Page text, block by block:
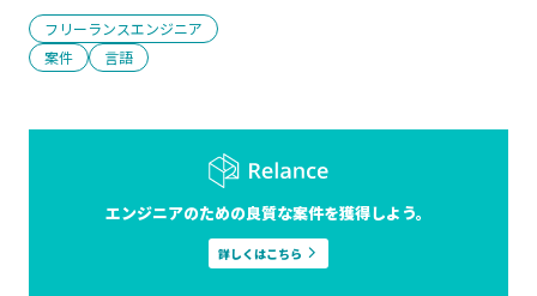
フリーランスエンジニア
案件
言語
エンジニアのための良質な案件を獲得しよう。
詳しくはこちら